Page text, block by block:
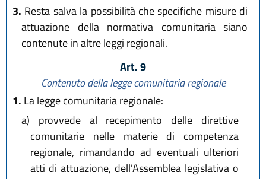
3. Resta salva la possibilità che specifiche misure di
attuazione della normativa comunitaria siano
contenute in altre leggi regionali.
Art. 9
Contenuto della legge comunitaria regionale
1. La legge comunitaria regionale:
a) provvede al recepimento delle direttive
comunitarie nelle materie di competenza
regionale, rimandando ad eventuali ulteriori
atti di attuazione, dell'Assemblea legislativa o